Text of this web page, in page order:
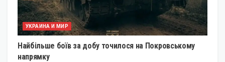
УКРАИНА И МИР
Найбільше боїв за добу точилося на Покровському
напрямку